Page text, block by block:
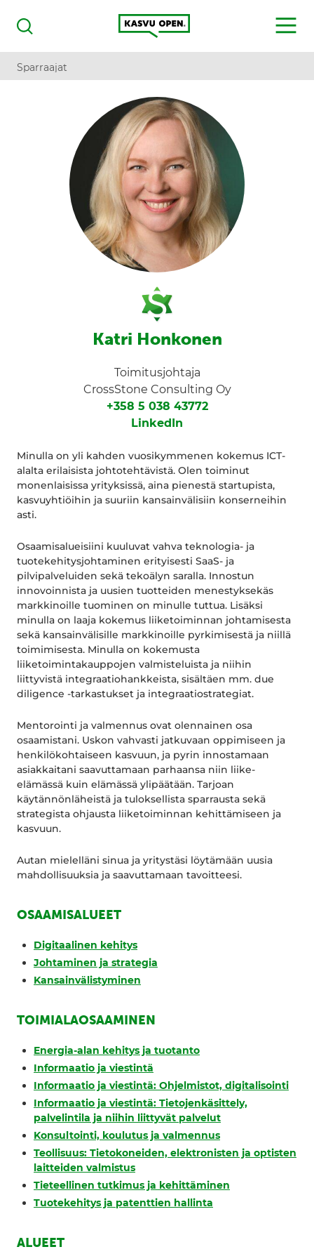
Haku
Kasvu Open
MENU
Sparraajat
Katri Honkonen
Toimitusjohtaja
CrossStone Consulting Oy
+358 5 038 43772
LinkedIn
Minulla on yli kahden vuosikymmenen kokemus ICT-
alalta erilaisista johtotehtävistä. Olen toiminut
monenlaisissa yrityksissä, aina pienestä startupista,
kasvuyhtiöihin ja suuriin kansainvälisiin konserneihin
asti.
Osaamisalueisiini kuuluvat vahva teknologia- ja
tuotekehitysjohtaminen erityisesti SaaS- ja
pilvipalveluiden sekä tekoälyn saralla. Innostun
innovoinnista ja uusien tuotteiden menestyksekäs
markkinoille tuominen on minulle tuttua. Lisäksi
minulla on laaja kokemus liiketoiminnan johtamisesta
sekä kansainvälisille markkinoille pyrkimisestä ja niillä
toimimisesta. Minulla on kokemusta
liiketoimintakauppojen valmisteluista ja niihin
liittyvistä integraatiohankkeista, sisältäen mm. due
diligence -tarkastukset ja integraatiostrategiat.
Mentorointi ja valmennus ovat olennainen osa
osaamistani. Uskon vahvasti jatkuvaan oppimiseen ja
henkilökohtaiseen kasvuun, ja pyrin innostamaan
asiakkaitani saavuttamaan parhaansa niin liike-
elämässä kuin elämässä ylipäätään. Tarjoan
käytännönläheistä ja tuloksellista sparrausta sekä
strategista ohjausta liiketoiminnan kehittämiseen ja
kasvuun.
Autan mielelläni sinua ja yritystäsi löytämään uusia
mahdollisuuksia ja saavuttamaan tavoitteesi.
OSAAMISALUEET
Digitaalinen kehitys
Johtaminen ja strategia
Kansainvälistyminen
TOIMIALAOSAAMINEN
Energia-alan kehitys ja tuotanto
Informaatio ja viestintä
Informaatio ja viestintä: Ohjelmistot, digitalisointi
Informaatio ja viestintä: Tietojenkäsittely,
palvelintila ja niihin liittyvät palvelut
Konsultointi, koulutus ja valmennus
Teollisuus: Tietokoneiden, elektronisten ja optisten
laitteiden valmistus
Tieteellinen tutkimus ja kehittäminen
Tuotekehitys ja patenttien hallinta
ALUEET